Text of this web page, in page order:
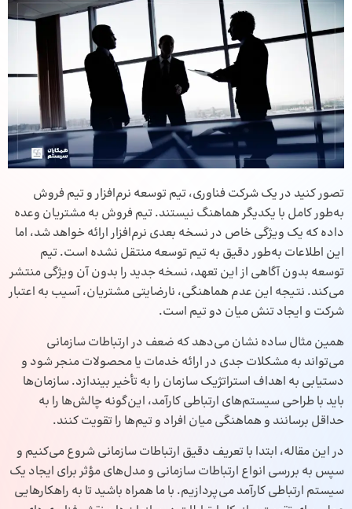
تصور کنید در یک شرکت فناوری، تیم توسعه نرم‌افزار و تیم فروش
به‌طور کامل با یکدیگر هماهنگ نیستند. تیم فروش به مشتریان وعده
داده که یک ویژگی خاص در نسخه بعدی نرم‌افزار ارائه خواهد شد، اما
این اطلاعات به‌طور دقیق به تیم توسعه منتقل نشده است. تیم
توسعه بدون آگاهی از این تعهد، نسخه جدید را بدون آن ویژگی منتشر
می‌کند. نتیجه این عدم هماهنگی، نارضایتی مشتریان، آسیب به اعتبار
شرکت و ایجاد تنش میان دو تیم است.
همین مثال ساده نشان می‌دهد که ضعف در ارتباطات سازمانی
می‌تواند به مشکلات جدی در ارائه خدمات یا محصولات منجر شود و
دستیابی به اهداف استراتژیک سازمان را به تأخیر بیندازد. سازمان‌ها
باید با طراحی سیستم‌های ارتباطی کارآمد، این‌گونه چالش‌ها را به
حداقل برسانند و هماهنگی میان افراد و تیم‌ها را تقویت کنند.
در این مقاله، ابتدا با تعریف دقیق ارتباطات سازمانی شروع می‌کنیم و
سپس به بررسی انواع ارتباطات سازمانی و مدل‌های مؤثر برای ایجاد یک
سیستم ارتباطی کارآمد می‌پردازیم. با ما همراه باشید تا به راهکارهایی